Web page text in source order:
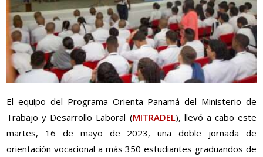
El equipo del Programa Orienta Panamá del Ministerio de
Trabajo y Desarrollo Laboral (MITRADEL), llevó a cabo este
martes, 16 de mayo de 2023, una doble jornada de
orientación vocacional a más 350 estudiantes graduandos de